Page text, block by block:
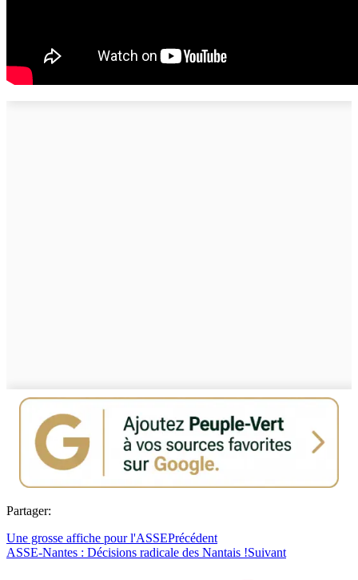
Partager:
Une grosse affiche pour l'ASSEPrécédent
ASSE-Nantes : Décisions radicale des Nantais !Suivant